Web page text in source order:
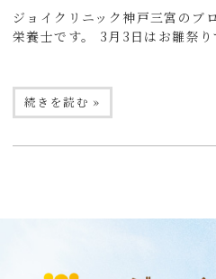
ジョイクリニック神戸三宮の
栄養士です。 3月3日はお雛祭
続きを読む »